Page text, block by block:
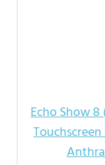
Echo Show 8